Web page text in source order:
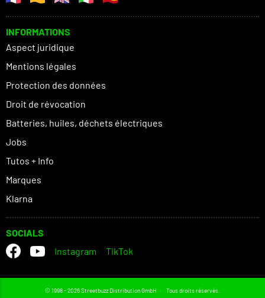
INFORMATIONS
Aspect juridique
Mentions légales
Protection des données
Droit de révocation
Batteries, huiles, déchets électriques
Jobs
Tutos + Info
Marques
Klarna
SOCIALS
Instagram
TikTok
© 1998 - 2026 Streetbuzz Distribution GmbH
Tous droits réservés.